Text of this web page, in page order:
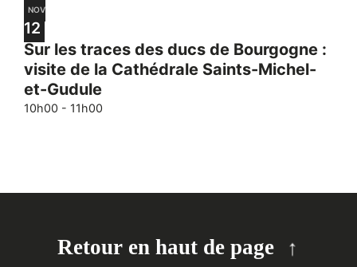
NOV
12
Sur les traces des ducs de Bourgogne :
visite de la Cathédrale Saints-Michel-
et-Gudule
10h00 - 11h00
Retour en haut de page